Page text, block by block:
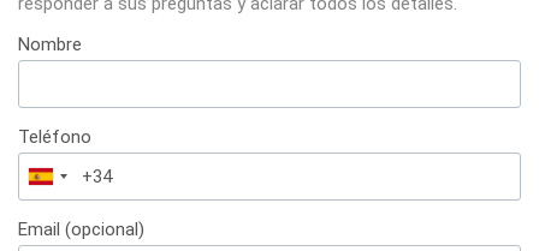
Nombre
Teléfono
España
+34
Email (opcional)